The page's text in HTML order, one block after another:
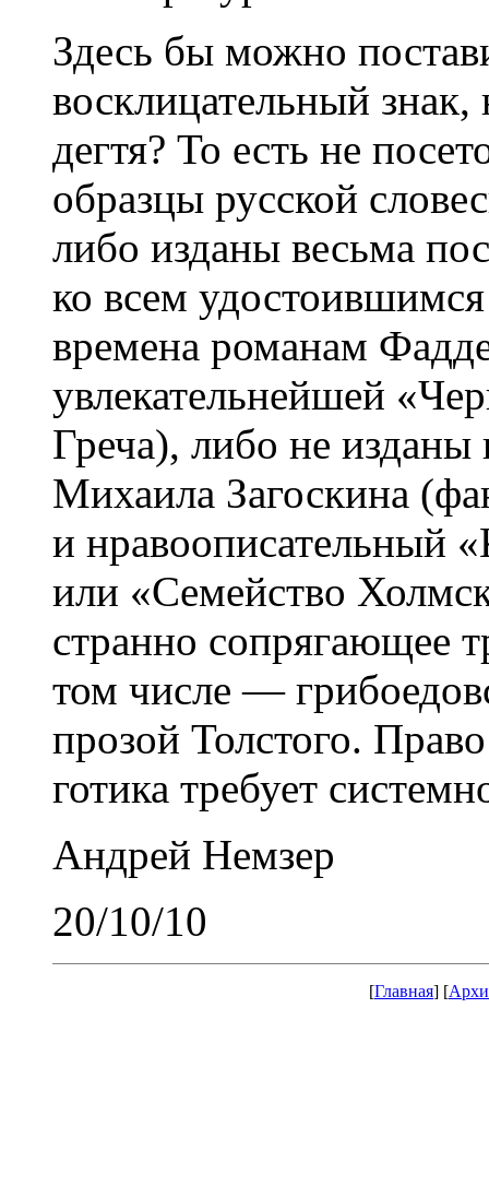
Здесь бы можно
восклицательный
дегтя? То есть не
образцы русской
либо изданы весьма
ко всем
времена романам
увлекательнейшей
Греча), либо не
Михаила Загоскина
и нравоописательный
или «Семейство
странно сопрягающее
том числе —
прозой Толстого.
готика требует
Андрей Немзер
20/10/10
[Главная] [